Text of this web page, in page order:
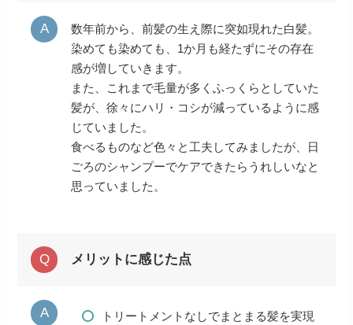
数年前から、前髪の生え際に突如現れた白髪。
染めても染めても、1か月も経たずにその存在
感が増していきます。
また、これまで毛量が多くふっくらとしていた
髪が、徐々にハリ・コシが減っているように感
じていました。
食べるものなど色々と工夫してみましたが、日
ごろのシャンプーでケアできたらうれしいなと
思っていました。
メリットに感じた点
トリートメントなしでまとまる髪を実現